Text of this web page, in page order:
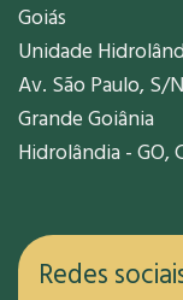
Goiás
Unidade
Av. São Paulo, S/
Grande Goiânia
Hidrolândia - GO,
Redes